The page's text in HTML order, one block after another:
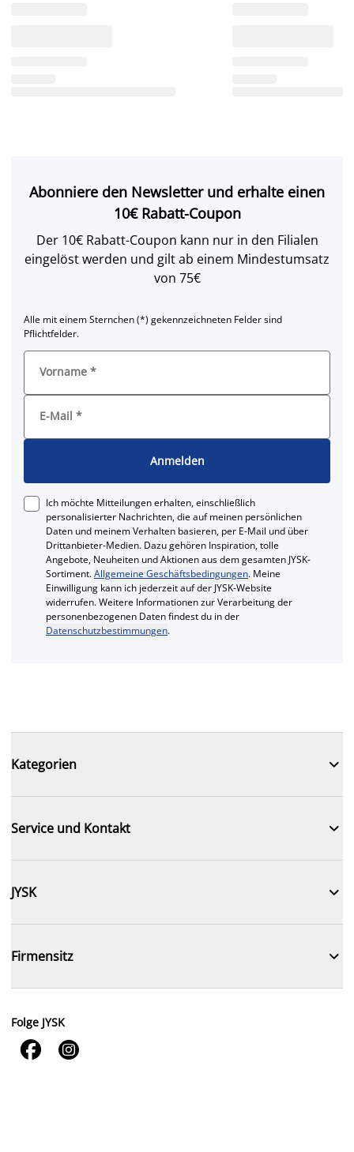
Abonniere den Newsletter und erhalte einen
10€ Rabatt-Coupon
Der 10€ Rabatt-Coupon kann nur in den Filialen
eingelöst werden und gilt ab einem Mindestumsatz
von 75€
Alle mit einem Sternchen (*) gekennzeichneten Felder sind
Pflichtfelder.
Vorname *
E-Mail *
Anmelden
Ich möchte Mitteilungen erhalten, einschließlich
personalisierter Nachrichten, die auf meinen persönlichen
Daten und meinem Verhalten basieren, per E-Mail und über
Drittanbieter-Medien. Dazu gehören Inspiration, tolle
Angebote, Neuheiten und Aktionen aus dem gesamten JYSK-
Sortiment.Allgemeine Geschäftsbedingungen. Meine
Einwilligung kann ich jederzeit auf der JYSK-Website
widerrufen. Weitere Informationen zur Verarbeitung der
personenbezogenen Daten findest du in der
Datenschutzbestimmungen.
Kategorien 
Service und Kontakt 
JYSK 
Firmensitz 
Folge JYSK
 